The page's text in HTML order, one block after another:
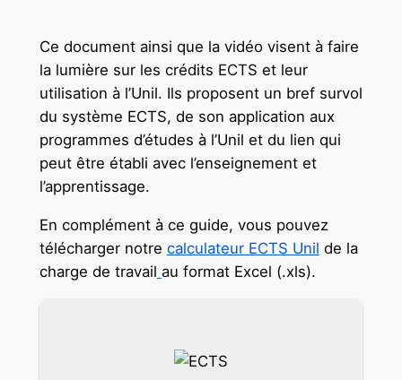
Ce document ainsi que la vidéo visent à faire
la lumière sur les crédits ECTS et leur
utilisation à l’Unil. Ils proposent un bref survol
du système ECTS, de son application aux
programmes d’études à l’Unil et du lien qui
peut être établi avec l’enseignement et
l’apprentissage.
En complément à ce guide, vous pouvez
télécharger notre calculateur ECTS Unil de la
charge de travail au format Excel (.xls).